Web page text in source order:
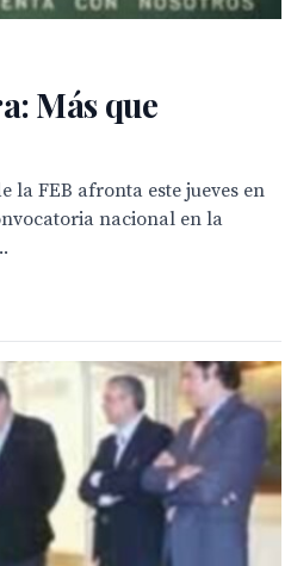
Más que
la FEB afronta este jueves en
nacional en la